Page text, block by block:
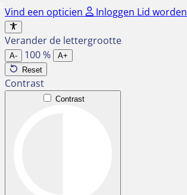
Ga
naar
de
inhoud
Vind een opticien Inloggen Lid worden
Verander de lettergrootte
A- 100%
A+
Reset
Contrast
Contrast